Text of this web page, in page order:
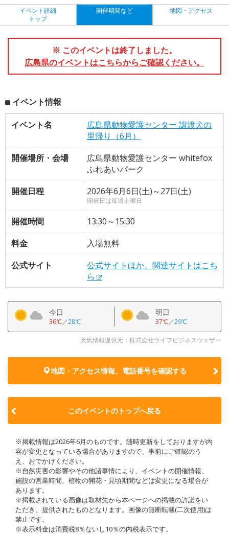
イベント詳細
トップ
開催期間など 地図・アクセス
※ このイベントは終了しました。
広島県のイベントはこちらからご確認ください。
イベント情報
イベント名
広島県動物愛護センター 譲渡犬の
里帰り（6月）
開催場所・会場
広島県動物愛護センター whitefox
ふれあいパーク
開催日程
2026年6月6日(土)～27日(土)
開催日は毎週土曜日
開催時間
13:30～15:30
料金
入場無料
公式サイト
公式サイトほか、関連サイトはこち
ら
今日
36℃／28℃
明日
37℃／29℃
天気情報提供元：株式会社ライフビジネスウェザー
地図・アクセス情報、電話番号を確認する
このイベントのトップへ戻る
※掲載情報は2026年6月のものです。随時更新をしておりますが内
容が変更となっている場合がありますので、事前にご確認のう
え、おでかけください。
※自然災害の影響やその他諸事情により、イベントの開催情報、
施設の営業時間、植物の開花・見頃期間などは変更になる場合が
あります。
※掲載されている画像は取材先から本ページへの掲載の許諾をい
ただき、提供されたものとなります。画像の無断転載(二次使用)は
禁止です。
※表示料金は消費税8％ないし10％の内税表示です。